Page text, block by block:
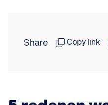
Share Copy link